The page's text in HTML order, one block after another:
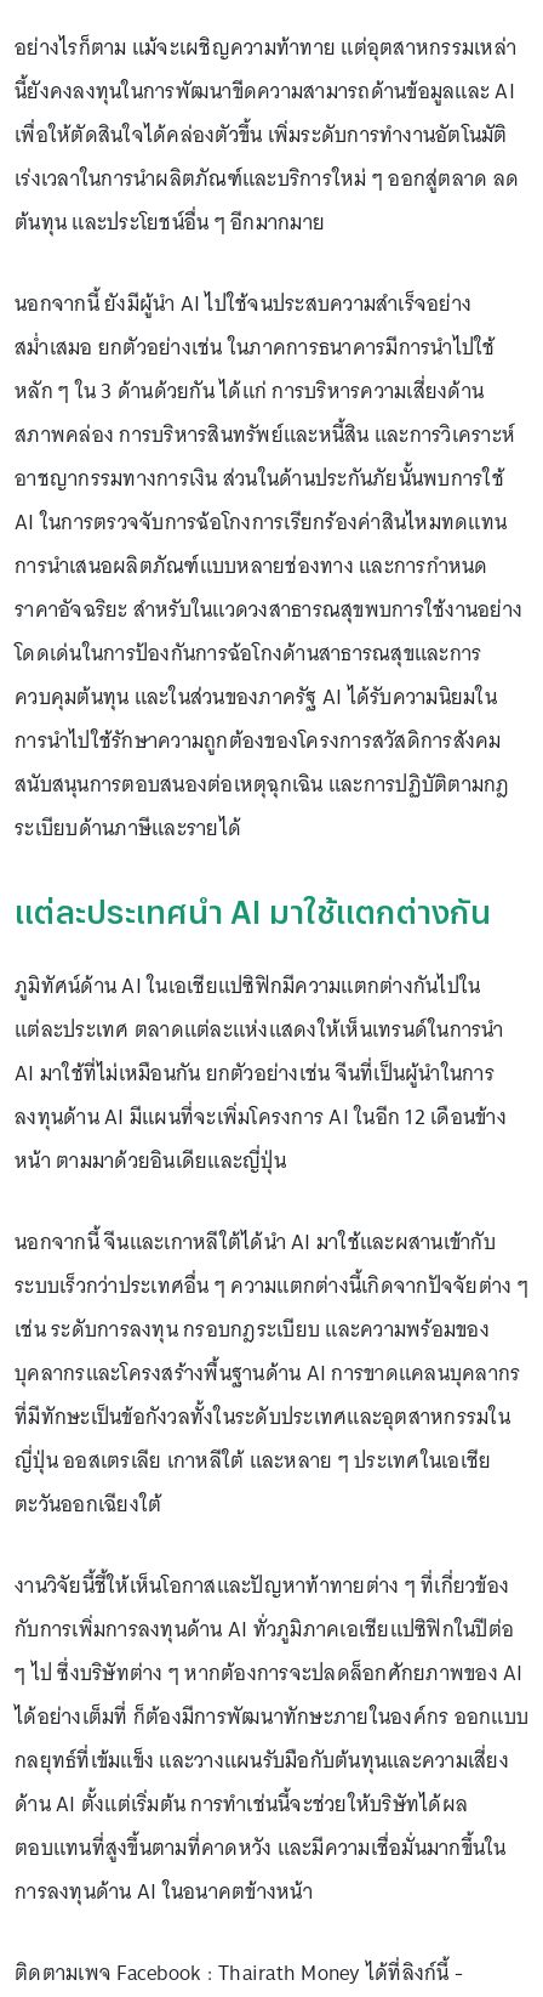
อย่างไรก็ตาม แม้จะเผชิญความท้าทาย แต่อุตสาหกรรมเหล่า
นี้ยังคงลงทุนในการพัฒนาขีดความสามารถด้านข้อมูลและ AI
เพื่อให้ตัดสินใจได้คล่องตัวขึ้น เพิ่มระดับการทำงานอัตโนมัติ
เร่งเวลาในการนำผลิตภัณฑ์และบริการใหม่ ๆ ออกสู่ตลาด ลด
ต้นทุน และประโยชน์อื่น ๆ อีกมากมาย
นอกจากนี้ ยังมีผู้นำ AI ไปใช้จนประสบความสำเร็จอย่าง
สม่ำเสมอ ยกตัวอย่างเช่น ในภาคการธนาคารมีการนำไปใช้
หลัก ๆ ใน 3 ด้านด้วยกัน ได้แก่ การบริหารความเสี่ยงด้าน
สภาพคล่อง การบริหารสินทรัพย์และหนี้สิน และการวิเคราะห์
อาชญากรรมทางการเงิน ส่วนในด้านประกันภัยนั้นพบการใช้
AI ในการตรวจจับการฉ้อโกงการเรียกร้องค่าสินไหมทดแทน
การนำเสนอผลิตภัณฑ์แบบหลายช่องทาง และการกำหนด
ราคาอัจฉริยะ สำหรับในแวดวงสาธารณสุขพบการใช้งานอย่าง
โดดเด่นในการป้องกันการฉ้อโกงด้านสาธารณสุขและการ
ควบคุมต้นทุน และในส่วนของภาครัฐ AI ได้รับความนิยมใน
การนำไปใช้รักษาความถูกต้องของโครงการสวัสดิการสังคม
สนับสนุนการตอบสนองต่อเหตุฉุกเฉิน และการปฏิบัติตามกฎ
ระเบียบด้านภาษีและรายได้
แต่ละประเทศนำ AI มาใช้แตกต่างกัน
ภูมิทัศน์ด้าน AI ในเอเชียแปซิฟิกมีความแตกต่างกันไปใน
แต่ละประเทศ ตลาดแต่ละแห่งแสดงให้เห็นเทรนด์ในการนำ
AI มาใช้ที่ไม่เหมือนกัน ยกตัวอย่างเช่น จีนที่เป็นผู้นำในการ
ลงทุนด้าน AI มีแผนที่จะเพิ่มโครงการ AI ในอีก 12 เดือนข้าง
หน้า ตามมาด้วยอินเดียและญี่ปุ่น
นอกจากนี้ จีนและเกาหลีใต้ได้นำ AI มาใช้และผสานเข้ากับ
ระบบเร็วกว่าประเทศอื่น ๆ ความแตกต่างนี้เกิดจากปัจจัยต่าง ๆ
เช่น ระดับการลงทุน กรอบกฎระเบียบ และความพร้อมของ
บุคลากรและโครงสร้างพื้นฐานด้าน AI การขาดแคลนบุคลากร
ที่มีทักษะเป็นข้อกังวลทั้งในระดับประเทศและอุตสาหกรรมใน
ญี่ปุ่น ออสเตรเลีย เกาหลีใต้ และหลาย ๆ ประเทศในเอเชีย
ตะวันออกเฉียงใต้
งานวิจัยนี้ชี้ให้เห็นโอกาสและปัญหาท้าทายต่าง ๆ ที่เกี่ยวข้อง
กับการเพิ่มการลงทุนด้าน AI ทั่วภูมิภาคเอเชียแปซิฟิกในปีต่อ
ๆ ไป ซึ่งบริษัทต่าง ๆ หากต้องการจะปลดล็อกศักยภาพของ AI
ได้อย่างเต็มที่ ก็ต้องมีการพัฒนาทักษะภายในองค์กร ออกแบบ
กลยุทธ์ที่เข้มแข็ง และวางแผนรับมือกับต้นทุนและความเสี่ยง
ด้าน AI ตั้งแต่เริ่มต้น การทำเช่นนี้จะช่วยให้บริษัทได้ผล
ตอบแทนที่สูงขึ้นตามที่คาดหวัง และมีความเชื่อมั่นมากขึ้นใน
การลงทุนด้าน AI ในอนาคตข้างหน้า
ติดตามเพจ Facebook : Thairath Money ได้ที่ลิงก์นี้ -